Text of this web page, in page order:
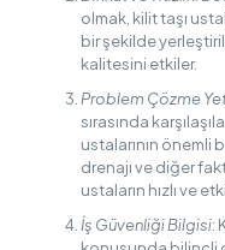
olmak, kilit taşı
bir şekilde
kalitesini etkiler.
Problem Çözme
sırasında
ustalarının önemli
drenajı ve diğer
ustaların hızlı ve
İş Güvenliği Bilgisi: